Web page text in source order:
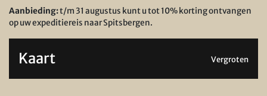
Aanbieding:t/m 31 augustus kunt u tot 10% korting ontvangen
op uw expeditiereis naar Spitsbergen.
Kaart Vergroten